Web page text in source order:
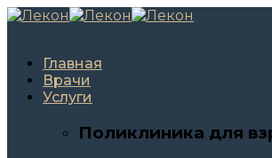
Главная
Врачи
Услуги
Поликлиника для